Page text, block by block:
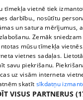
pirms 3 mēnešiem, 3
Magone gatava
50. epizode
tīmekļa vietnē tiek
darbību., nosūtītu
un satura mērījumus,
Zemāk
mūsu tīmekļa
vietnes sadaļas.
savu piekrišanu.
uz visām interneta
skatīt sīkdatņu
VISUS PARTNERUS